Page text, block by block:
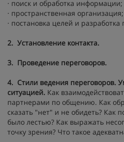
· поиск и обработка информации;
· пространственная организация;
· постановка целей и
2. Установление контакта.
3. Проведение переговоров.
4. Стили ведения переговоров.
ситуацией. Как
партнерами по общению. Как
сказать "нет" и не обидеть? Как
было лестью? Как выражать
точку зрения? Что такое